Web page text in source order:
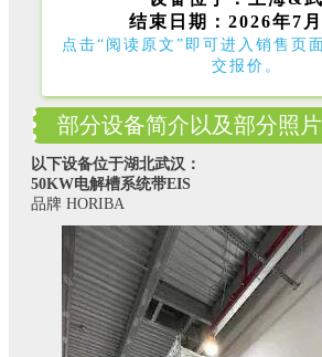
结束日期：2026年7月
点击“阅读原文”即可进入销售页
交报价。
部分设备简介以及部分照片
以下设备位于湖北武汉：
50KW电解槽系统带EIS
品牌 HORIBA